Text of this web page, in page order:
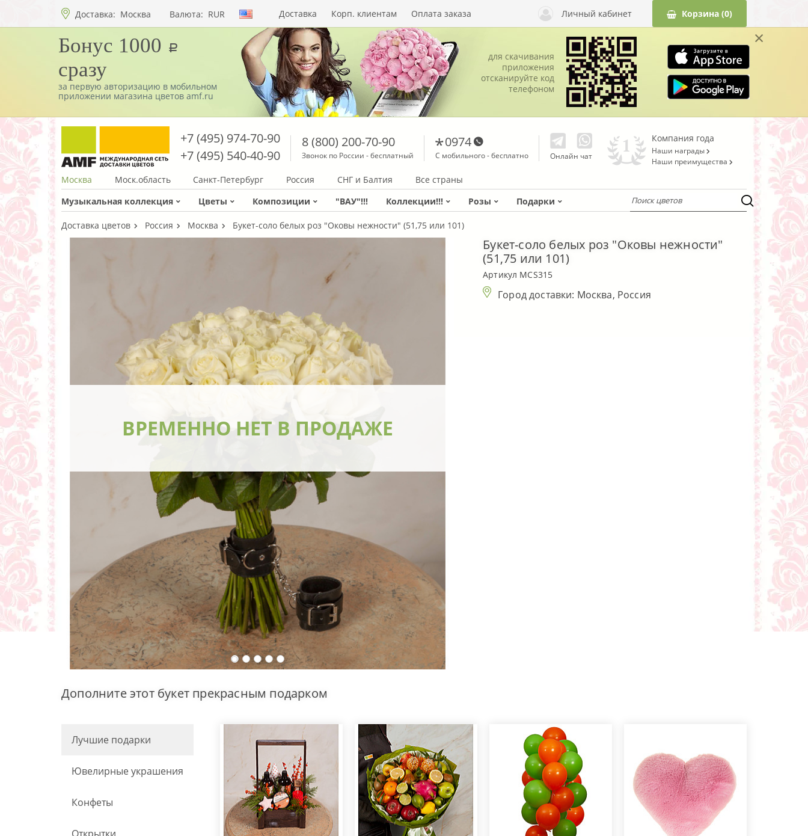
×
Бонус 1000 a
сразу
за первую авторизацию в мобильном
приложении магазина цветов amf.ru
для скачивания
приложения
отсканируйте код
телефоном
Доставка: Москва Валюта: RUR Доставка Корп. клиентам Оплата заказа Личный кабинет Корзина(0)
+7 (495) 974-70-90
+7 (495) 540-40-90
8 (800) 200-70-90
Звонок по России - бесплатный
0974
С мобильного - бесплатно Онлайн чат
Компания года
Наши награды
Наши преимущества
Москва Моск.область Санкт-Петербург Россия СНГ и Балтия
Все страны
Музыкальная коллекция
Цветы Композиции "ВАУ"!!! Коллекции!!! Розы Подарки
Доставка цветов Россия Москва Букет-соло белых роз "Оковы нежности" (51,75 или 101)
ВРЕМЕННО НЕТ В ПРОДАЖЕ
Букет-соло белых роз "Оковы нежности"
(51,75 или 101)
Артикул MCS315
Город доставки: Москва, Россия
Дополните этот букет прекрасным подарком
Лучшие подарки
Ювелирные украшения
Конфеты